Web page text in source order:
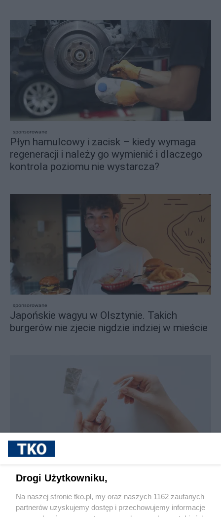
sponsorowane
Płyn hamulcowy i zacisk – kiedy wymaga
regeneracji i należy go wymienić i dlaczego
kontrola poziomu nie wystarcza?
sponsorowane
Japońskie wagyu w Olsztynie. Takich
burgerów nie zjecie nigdzie indziej w mieście
Jak rozpoznać, że soczewki kontaktowe są
Pokaż więcej
Drogi Użytkowniku,
Na naszej stronie tko.pl, my oraz naszych 1162 zaufanych
partnerów uzyskujemy dostęp i przechowujemy informacje